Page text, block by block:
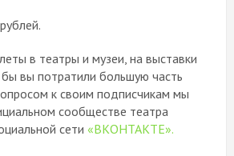
в театры и музеи, на выставки
вы потратили большую часть
к своим подписчикам мы
сообществе театра
сети «ВКОНТАКТЕ».